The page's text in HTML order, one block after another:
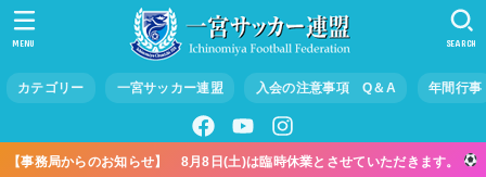
カテゴリー 一宮サッカー連盟 入会の注意事項 Q＆A 年間行事
SEARCH
MENU
【事務局からのお知らせ】 8月8日(土)は臨時休業とさせていただきます。